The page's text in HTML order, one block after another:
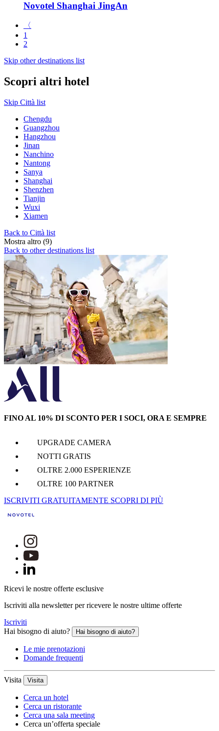
Novotel Shanghai JingAn
〈
1
2
Skip other destinations list
Scopri altri hotel
Skip Città list
Chengdu
Guangzhou
Hangzhou
Jinan
Nanchino
Nantong
Sanya
Shanghai
Shenzhen
Tianjin
Wuxi
Xiamen
Back to Città list
Mostra altro (9)
Back to other destinations list
FINO AL 10% DI SCONTO PER I SOCI, ORA E SEMPRE
UPGRADE CAMERA
NOTTI GRATIS
OLTRE 2.000 ESPERIENZE
OLTRE 100 PARTNER
ISCRIVITI GRATUITAMENTE SCOPRI DI PIÙ
Ricevi le nostre offerte esclusive
Iscriviti alla newsletter per ricevere le nostre ultime offerte
Iscriviti
Hai bisogno di aiuto?
Hai bisogno di aiuto?
Le mie prenotazioni
Domande frequenti
Visita Visita
Cerca un hotel
Cerca un ristorante
Cerca una sala meeting
Cerca un’offerta speciale